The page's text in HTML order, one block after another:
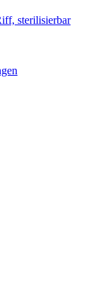
sterilisierbar